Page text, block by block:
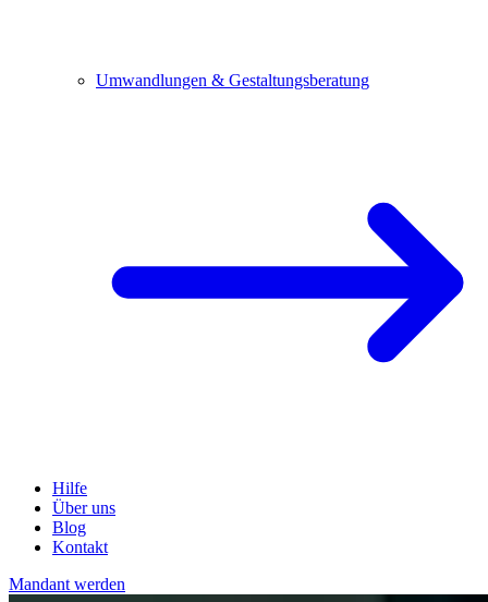
Umwandlungen & Gestaltungsberatung
Hilfe
Über uns
Blog
Kontakt
Mandant werden